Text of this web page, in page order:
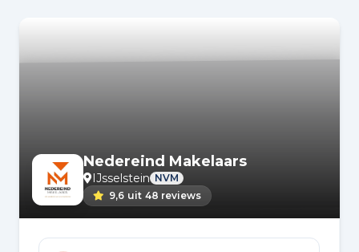
Nedereind Makelaars
IJsselstein NVM
9,6 uit 48 reviews